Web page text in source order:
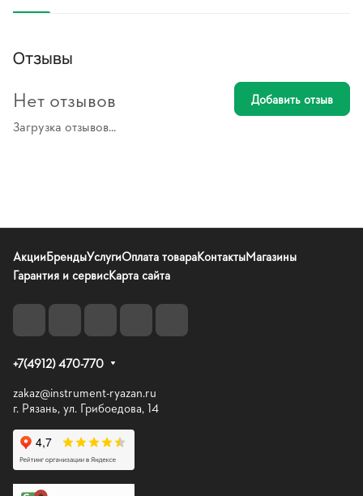
Отзывы
Загрузка отзывов...
Нет отзывов Добавить отзыв
АкцииБрендыУслугиОплата товараКонтактыМагазины
Гарантия и сервисКарта сайта
+7(4912) 470-770
zakaz@instrument-ryazan.ru
г. Рязань, ул. Грибоедова, 14